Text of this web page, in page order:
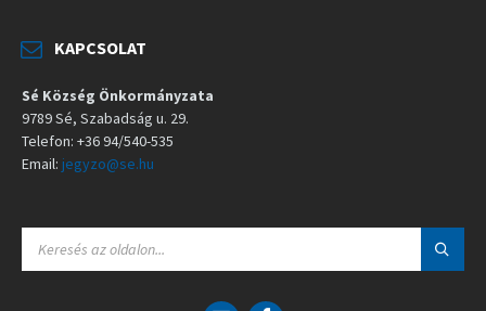
KAPCSOLAT
Sé Község Önkormányzata
9789 Sé, Szabadság u. 29.
Telefon: +36 94/540-535
Email: jegyzo@se.hu
A